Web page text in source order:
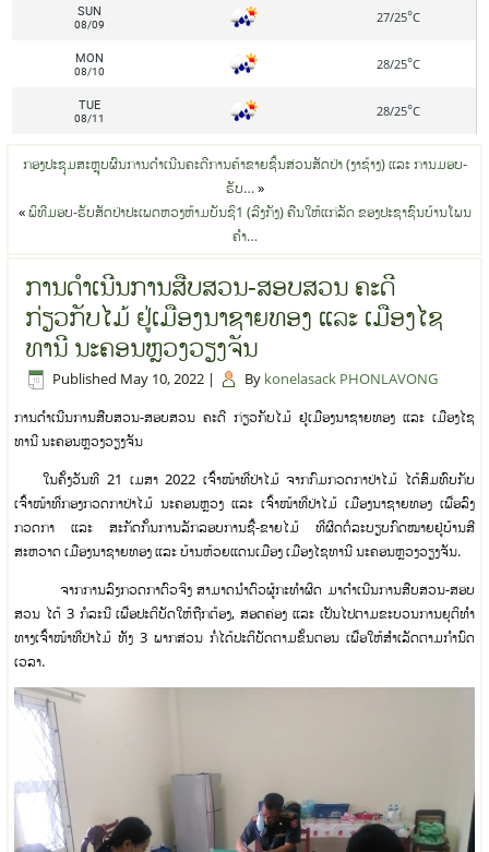
SUN
08/09 27/25°C
MON
08/10 28/25°C
TUE
08/11 28/25°C
ກອງປະຊຸມສະຫຼຸບຜົນການດຳເນີນຄະດີການຄ້າຂາຍຊິ້ນສ່ວນສັດປ່າ (ງາຊ້າງ) ແລະ ການມອບ-
ຮັບ… »
«ພິທີມອບ-ຮັບສັດປ່າປະເພດຫວງຫ້າມບັນຊິ1 (ລີງກັງ) ຄືນໃຫ້ແກ່ລັດ ຂອງປະຊາຊົນບ້ານໂພນ
ຄຳ…
ການດຳເນີນການສືບສວນ-ສອບສວນ ຄະດີ
ກ່ຽວກັບໄມ້ ຢູ່ເມືອງນາຊາຍທອງ ແລະ ເມືອງໄຊ
ທານີ ນະຄອນຫຼວງວຽງຈັນ
Published May 10, 2022 | By konelasack PHONLAVONG
ການດຳເນີນການສືບສວນ-ສອບສວນ ຄະດີ ກ່ຽວກັບໄມ້ ຢູ່ເມືອງນາຊາຍທອງ ແລະ ເມືອງໄຊ
ທານີ ນະຄອນຫຼວງວຽງຈັນ
ໃນຄັ້ງວັນທີ 21 ເມສາ 2022 ເຈົ້າໜ້າທີ່ປ່າໄມ້ ຈາກກົມກວດກາປ່າໄມ້ ໄດ້ສົມທົບກັບ
ເຈົ້າໜ້າທີ່ກອງກວດກາປ່າໄມ້ ນະຄອນຫຼວງ ແລະ ເຈົ້າໜ້າທີ່ປ່າໄມ້ ເມືອງນາຊາຍທອງ ເພື່ອລົງ
ກວດກາ ແລະ ສະກັດກັ້ນການລັກລອບການຊື້-ຂາຍໄມ້ ທີ່ຜິດຕໍ່ລະບຽບກົດໝາຍຢູ່ບ້ານສີ
ສະຫວາດ ເມືອງນາຊາຍທອງ ແລະ ບ້ານຫ້ວຍແດນເມືອງ ເມືອງໄຊທານີ ນະຄອນຫຼວງວຽງຈັນ.
ຈາກການລົງກວດກາຕົວຈິງ ສາມາດນຳຕົວຜູ້ກະທຳຜິດ ມາດຳເນີນການສືບສວນ-ສອບ
ສວນ ໄດ້ 3 ກໍລະນີ ເພື່ອປະຕິບັດໃຫ້ຖືກຕ້ອງ, ສອດຄ່ອງ ແລະ ເປັນໄປຕາມຂະບວນການຍຸຕິທຳ
ທາງເຈົ້າໜ້າທີ່ປ່າໄມ້ ທັງ 3 ພາກສ່ວນ ກໍ່ໄດ້ປະຕິບັດຕາມຂັ້ນຕອນ ເພື່ອໃຫ້ສຳເລັດຕາມກຳນົດ
ເວລາ.